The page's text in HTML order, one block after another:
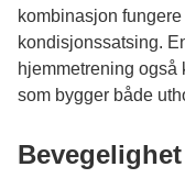
kombinasjon
kondisjonssatsing.
hjemmetrening også
som bygger både